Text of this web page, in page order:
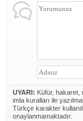
UYARI: Küfür, hakaret,
imla kuralları ile
Türkçe karakter
onaylanmamaktadır.